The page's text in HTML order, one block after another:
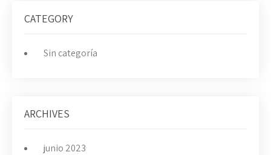
CATEGORY
Sin categoría
ARCHIVES
junio 2023